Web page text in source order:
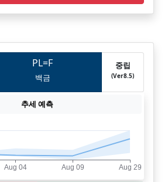
PL=F
백금
중립
(Ver8.5)
추세 예측